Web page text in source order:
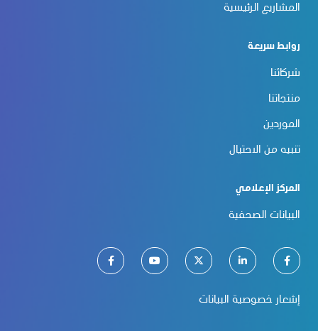
المشاريع الرئيسية
روابط سريعة
شركائنا
منتجاتنا
الموردين
تنبيه من الاحتيال
المركز الإعلامي
البيانات الصحفية
إشعار خصوصية البيانات